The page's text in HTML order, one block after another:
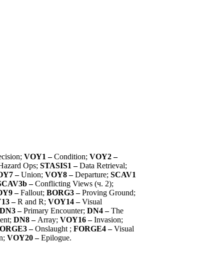
VOY1 –Condition; VOY2 –
Ops; STASIS1 –Data Retrieval;
–Union; VOY8 –Departure; SCAV1
–Conflicting Views (ч. 2);
–Fallout; BORG3 –Proving Ground;
–R and R; VOY14 –Visual
DN3 –Primary Encounter; DN4 –The
DN8 – Array; VOY16 –Invasion;
–Onslaught ; FORGE4 –Visual
VOY20 –Epilogue.